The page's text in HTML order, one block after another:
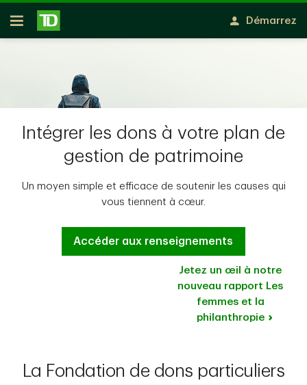
Passer au contenu principal
Ouvert
Démarrez
Intégrer les dons à votre plan de
gestion de patrimoine
Un moyen simple et efficace de soutenir les causes qui
vous tiennent à cœur.
Accéder aux renseignements
Jetez un œil à notre
nouveau rapport Les
femmes et la
philanthropie
La Fondation de dons particuliers